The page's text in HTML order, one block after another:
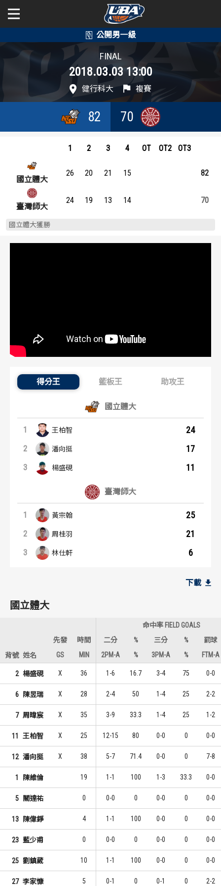
公開男一級
學年度
賽事資訊
戰績排行
球隊資訊
選手資訊
數據統計
公開女一級
學年度
賽事資訊
戰績排行
球隊資訊
選手資訊
數據統計
FINAL
2018.03.03 13:00
健行科大 複賽
82 70
1 2 3 4 OT OT2 OT3
國立體大
26 20 21 15 82
70
24 19 13 14
臺灣師大
國立體大獲勝
得分王 籃板王 助攻王
得分王：內容起點
國立體大
1 王柏智 24
2 潘向挺 17
3 楊盛硯 11
臺灣師大
1 黃宗翰 25
2 周桂羽 21
3 林仕軒 6
1
楊盛硯 6
臺灣師大
1 林仕軒 7
1 黃宗翰 7
3 5
1
楊盛硯 2
臺灣師大
1 詹軍 4
1 周桂羽 4
3 3
下載
國立體大
命中率 FIELD GOALS
先發
時間 二分 % 三分 %
罰球
背號 姓名 GS MIN 2PM-A % 3PM-A % FTM-A
2 楊盛硯 X 36 1-6 16.7 3-4 75 0-0
6 陳昱瑞 X 28 2-4 50 1-4 25 2-2
7 周暐宸 X 35 3-9 33.3 1-4 25 1-2
11 王柏智 X 25 12-15 80 0-0 0 0-0
12 潘向挺 X 38 5-7 71.4 0-0 0 7-8
1 陳維倫 19 1-1 100 1-3 33.3 0-0
5 關達祐 0 0-0 0 0-0 0 0-0
13 陳偉錚 4 1-1 100 0-0 0 0-0
23 藍少甫 0 0-0 0 0-0 0 0-0
25 劉鎮葳 10 1-1 100 0-0 0 0-0
27 李家慷 5 0-1 0 0-1 0 2-2